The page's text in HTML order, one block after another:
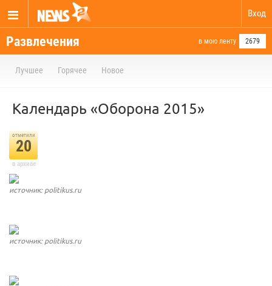
Вход
Развлечения в мою ленту 2679
Лучшее Горячее Новое
Календарь «Оборона 2015»
отметили
20
в архиве
источник: politikus.ru
источник: politikus.ru